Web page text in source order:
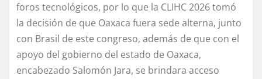
foros tecnológicos, por lo que la CLIHC 2026 tomó
la decisión de que Oaxaca fuera sede alterna, junto
con Brasil de este congreso, además de que con el
apoyo del gobierno del estado de Oaxaca,
encabezado Salomón Jara, se brindara acceso